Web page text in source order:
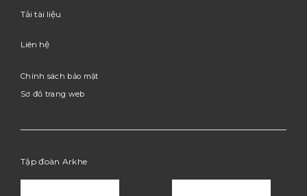
Tải tài liệu
Liên hệ
Chính sách bảo mật
Sơ đồ trang web
Tập đoàn Arkhe